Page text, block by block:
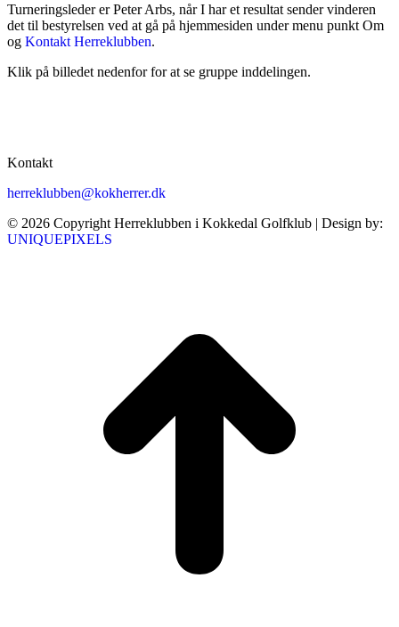
Turneringsleder er Peter Arbs, når I har et resultat sender vinderen
det til bestyrelsen ved at gå på hjemmesiden under menu punkt Om
og Kontakt Herreklubben.
Klik på billedet nedenfor for at se gruppe inddelingen.
Kontakt
herreklubben@kokherrer.dk
© 2026 Copyright Herreklubben i Kokkedal Golfklub | Design by:
UNIQUEPIXELS